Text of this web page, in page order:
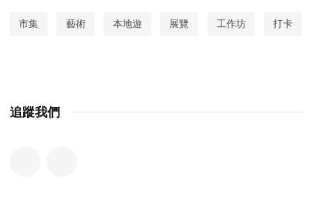
市集 藝術 本地遊 展覽 工作坊 打卡
追蹤我們